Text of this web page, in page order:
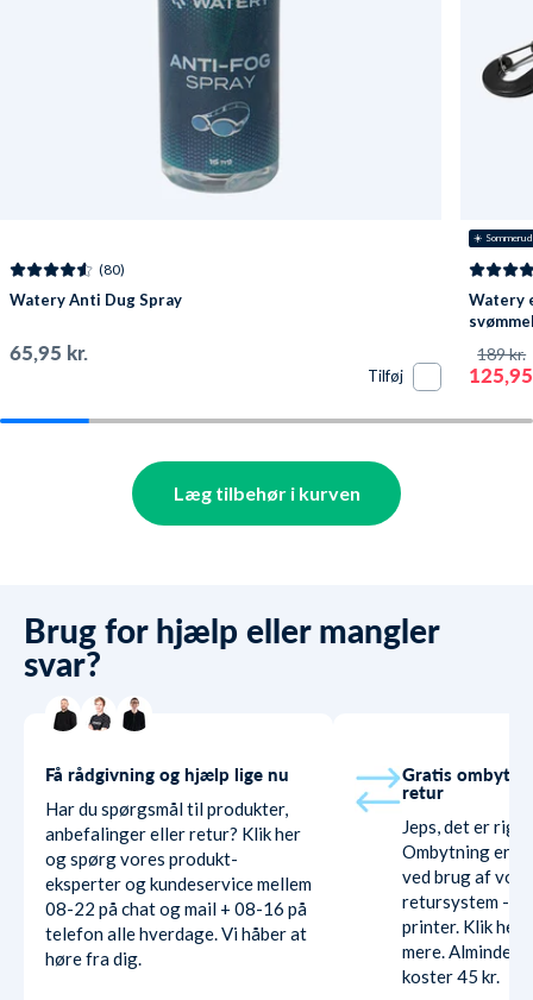
(80)
Watery Anti Dug Spray
65,95 kr.
Tilføj
☀️
Watery
189 kr.
Læg tilbehør i kurven
Brug for hjælp eller mangler
svar?
Få rådgivning og hjælp lige nu
Har du spørgsmål til produkter,
anbefalinger eller retur? Klik her
og spørg vores produkt-
eksperter og kundeservice mellem
08-22 på chat og mail + 08-16 på
telefon alle hverdage. Vi håber at
høre fra dig.
Gratis
retur
Jeps, det er
Ombytning er
ved brug af
retursystem -
printer. Klik her
mere.
koster 45 kr.